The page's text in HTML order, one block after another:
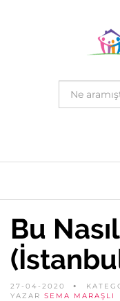
Bu
27-04-2020
YAZAR SEMA MARAŞLI